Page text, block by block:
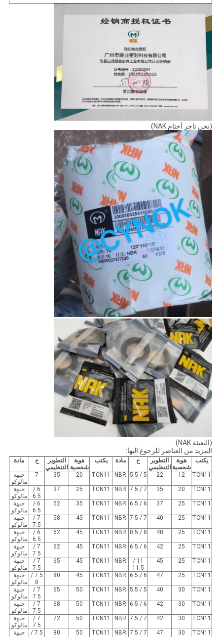
(نحن تاجر أختام NAK)
(التعبئة NAK)
المزيد من العناصر للرجوع اليها:
يكتب
هوية
شخصية
التطوير
التنظيمي
ح مادة يكتب
هوية
شخصية
التطوير
التنظيمي
ح مادة
TCN11
12
22
5 / 5.5
NBR
TCN11
20
35
7
جبهة
مالوكو
TCN11
20
35
7 / 7.5
NBR
TCN11
25
37
6 /
6.5
جبهة
مالوكو
TCN11
25
37
6 / 6.5
NBR
TCN11
35
52
6 /
6.5
جبهة
مالوكو
TCN11
25
40
7 / 7.5
NBR
TCN11
45
58
7 /
7.5
جبهة
مالوكو
TCN11
25
40
8 / 8.5
NBR
TCN11
45
62
6 /
6.5
جبهة
مالوكو
TCN11
25
42
6 / 6.5
NBR
TCN11
45
62
7 /
7.5
جبهة
مالوكو
TCN11
25
45
11 /
11.5
NBR
TCN11
45
65
7 /
7.5
جبهة
مالوكو
TCN11
25
47
6 / 6.5
NBR
TCN11
45
80
7.5 /
8
جبهة
مالوكو
TCN11
30
40
5 / 5.5
NBR
TCN11
50
65
7 /
7.5
جبهة
مالوكو
TCN11
30
42
6 / 6.5
NBR
TCN11
50
68
7 /
7.5
جبهة
مالوكو
TCN11
30
42
7 / 7.5
NBR
TCN11
50
72
7 /
7.5
جبهة
مالوكو
TCN11
30
47
7 / 7.5
NBR
TCN11
50
80
7.5 /
جبهة